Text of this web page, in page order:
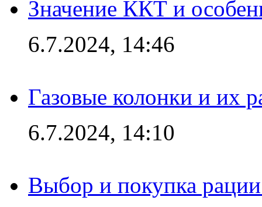
Значение ККТ и
6.7.2024, 14:46
Газовые колонки и их
6.7.2024, 14:10
Выбор и покупка